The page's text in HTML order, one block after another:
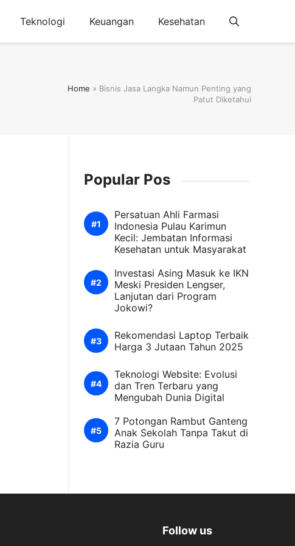
Teknologi Keuangan Kesehatan
Home » Bisnis Jasa Langka Namun Penting yang
Patut Diketahui
Popular Pos
Persatuan Ahli Farmasi
Indonesia Pulau Karimun
Kecil: Jembatan Informasi
Kesehatan untuk Masyarakat
Investasi Asing Masuk ke IKN
Meski Presiden Lengser,
Lanjutan dari Program
Jokowi?
Rekomendasi Laptop Terbaik
Harga 3 Jutaan Tahun 2025
Teknologi Website: Evolusi
dan Tren Terbaru yang
Mengubah Dunia Digital
7 Potongan Rambut Ganteng
Anak Sekolah Tanpa Takut di
Razia Guru
Follow us